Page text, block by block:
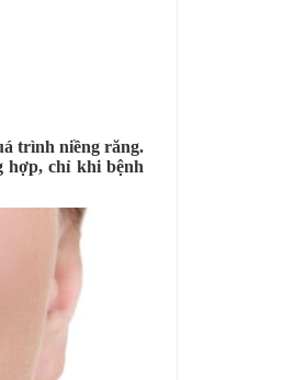
trình niềng răng.
hợp, chỉ khi bệnh